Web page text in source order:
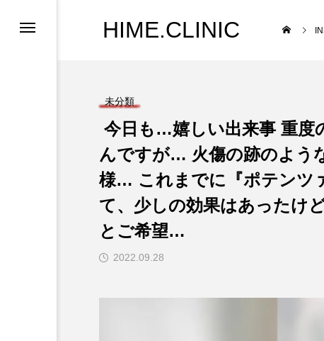
HIME.CLINIC
未分類
今日も…嬉しい出来事 重
んですが… 火傷の跡のよう
様… これまでに『ポテンツ
て、少しの効果はあったけ
とご希望…
2022.09.28